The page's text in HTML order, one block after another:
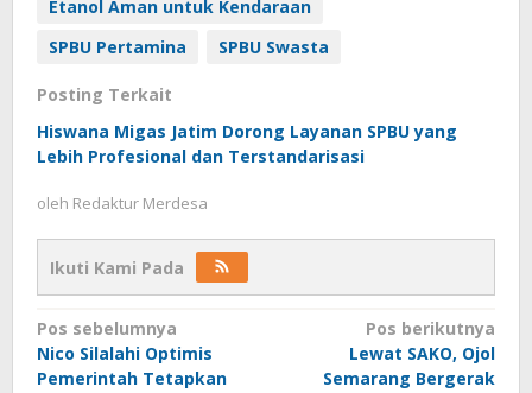
Etanol Aman untuk Kendaraan
SPBU Pertamina
SPBU Swasta
Posting Terkait
Hiswana Migas Jatim Dorong Layanan SPBU yang
Lebih Profesional dan Terstandarisasi
oleh Redaktur Merdesa
Ikuti Kami Pada
Navigasi
pos
Pos sebelumnya
Nico Silalahi Optimis
Pemerintah Tetapkan
Pos berikutnya
Lewat SAKO, Ojol
Semarang Bergerak